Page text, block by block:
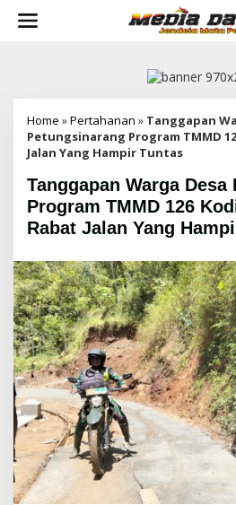
Home »Pertahanan » Tanggapan
Petungsinarang Program TMMD
Jalan Yang Hampir Tuntas
Tanggapan Warga
Program TMMD 126
Rabat Jalan Yang